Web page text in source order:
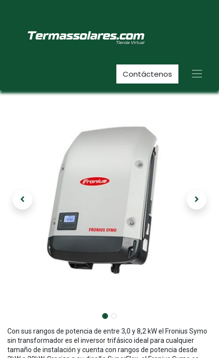
Contáctenos
Con sus rangos de potencia de entre 3,0 y 8,2 kW el Fronius Symo
sin transformador es el inversor trifásico ideal para cualquier
tamaño de instalación y cuenta con rangos de potencia desde